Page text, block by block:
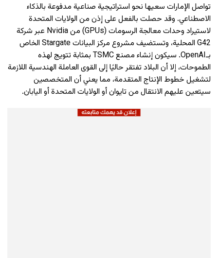
تواصل الإمارات سعيها نحو استراتيجية صناعية مدفوعة بالذكاء
الاصطناعي. وقد حصلت بالفعل على إذن من الولايات المتحدة
لاستيراد وحدات معالجة الرسومات (GPUs) من Nvidia عبر شركة
G42 المحلية، وتستضيف مشروع مركز البيانات Stargate الخاص
بـOpenAI. سيكون إنشاء مصنع TSMC بمثابة تتويج لهذه
الطموحات، إلا أن البلاد تفتقر حاليًا إلى القوى العاملة الهندسية اللازمة
لتشغيل خطوط الإنتاج المتقدمة، مما يعني أن المتخصصين
سيتعين عليهم الانتقال من تايوان أو الولايات المتحدة أو اليابان.